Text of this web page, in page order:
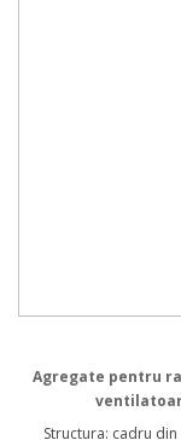
Agregate pentru
Structura: cadru din